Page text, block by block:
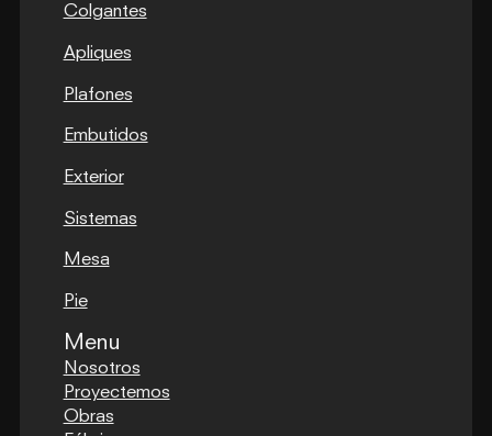
Colgantes
Apliques
Plafones
Embutidos
Exterior
Sistemas
Mesa
Pie
Menu
Nosotros
Proyectemos
Obras